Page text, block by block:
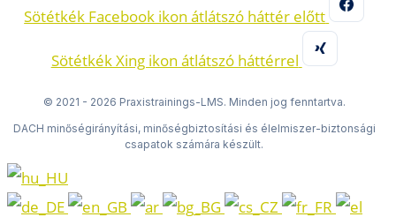
Sötétkék Facebook ikon átlátszó háttér előtt
Sötétkék Xing ikon átlátszó háttérrel
© 2021 - 2026 Praxistrainings-LMS. Minden jog fenntartva.
DACH minőségirányítási, minőségbiztosítási és élelmiszer-biztonsági
csapatok számára készült.